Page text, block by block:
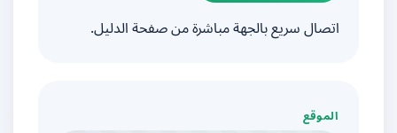
اتصال سريع بالجهة مباشرة من صفحة الدليل.
الموقع